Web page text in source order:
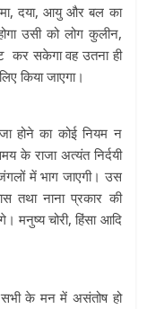
दया, आयु और बल का
उसी को लोग कुलीन,
कर सकेगा वह उतना ही
किया जाएगा।
होने का कोई नियम न
के राजा अत्यंत निर्दयी
में भाग जाएगी। उस
तथा नाना प्रकार की
मनुष्य चोरी, हिंसा आदि
के मन में असंतोष हो